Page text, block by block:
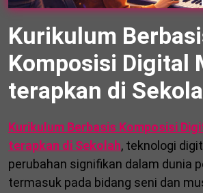
Kurikulum
Komposisi Digital
terapkan di
Kurikulum Berbasis Komposisi
terapkan di Sekolah, teknologi
perubahan signifikan dalam dunia
termasuk pada bidang seni dan